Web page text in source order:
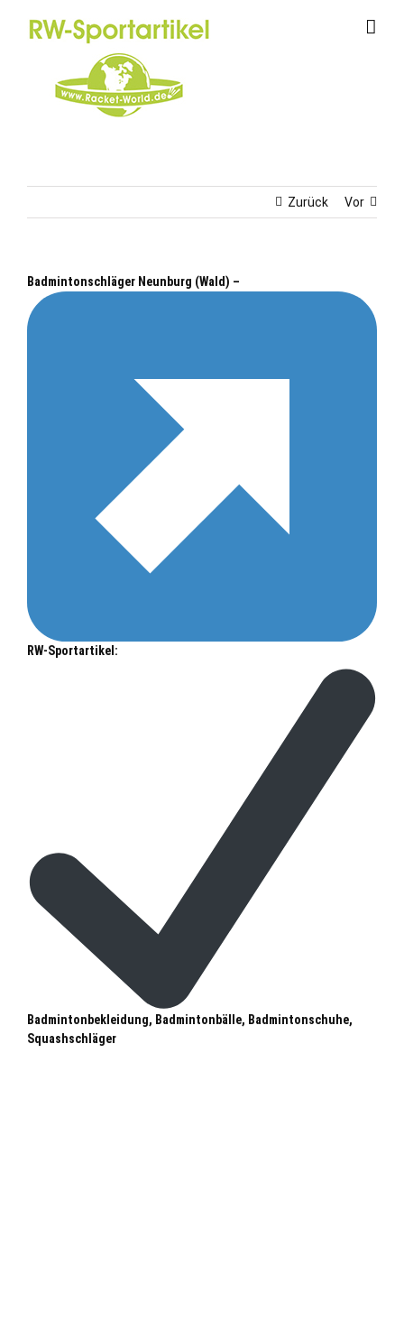
Zurück Vor
Badmintonschläger Neunburg (Wald) –
RW-Sportartikel:
Badmintonbekleidung, Badmintonbälle, Badmintonschuhe,
Squashschläger